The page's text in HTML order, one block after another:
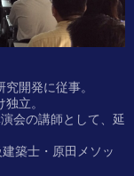
開発に従事。
立。
会の講師として、延
築士・原田メソッ